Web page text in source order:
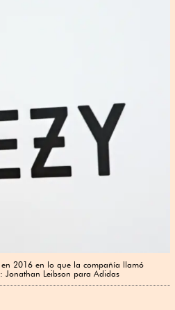
2016 en lo que la compañía llamó
Jonathan Leibson para Adidas